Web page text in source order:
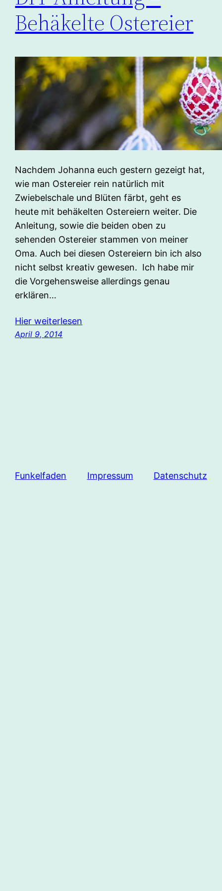
Behäkelte Ostereier
Nachdem Johanna euch gestern gezeigt hat,
wie man Ostereier rein natürlich mit
Zwiebelschale und Blüten färbt, geht es
heute mit behäkelten Ostereiern weiter. Die
Anleitung, sowie die beiden oben zu
sehenden Ostereier stammen von meiner
Oma. Auch bei diesen Ostereiern bin ich also
nicht selbst kreativ gewesen. Ich habe mir
die Vorgehensweise allerdings genau
erklären…
Hier weiterlesen
April 9, 2014
Funkelfaden Impressum Datenschutz